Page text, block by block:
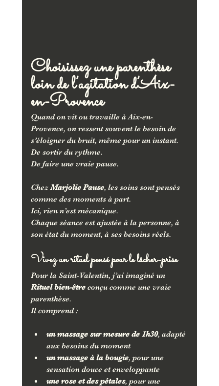
Choisissez une parenthèse
loin de l’agitation d’Aix-
en-Provence
Quand on vit ou travaille à Aix-en-
Provence, on ressent souvent le besoin de
s’éloigner du bruit, même pour un instant.
De sortir du rythme.
De faire une vraie pause.
Chez Marjolie Pause, les soins sont pensés
comme des moments à part.
Ici, rien n’est mécanique.
Chaque séance est ajustée à la personne, à
son état du moment, à ses besoins réels.
Vivez un rituel pensé pour le lâcher-prise
Pour la Saint-Valentin, j’ai imaginé un
Rituel bien-être conçu comme une vraie
parenthèse.
Il comprend :
un massage sur mesure de 1h30, adapté
aux besoins du moment
un massage à la bougie, pour une
sensation douce et enveloppante
une rose et des pétales, pour une